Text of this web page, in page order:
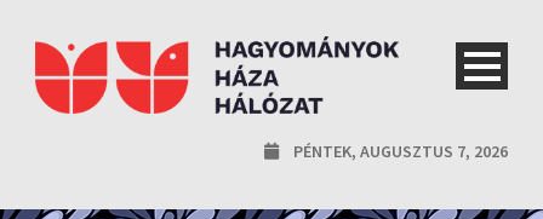
PÉNTEK, AUGUSZTUS 7, 2026